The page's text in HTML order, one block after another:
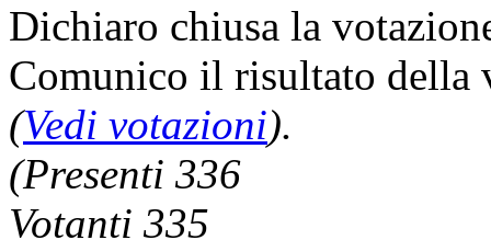
Dichiaro chiusa la
Comunico il risultato della
(Vedi votazioni).
(Presenti 336
Votanti 335